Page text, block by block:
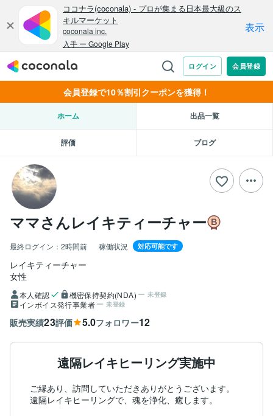
会員登録で10％割引クーポンを獲得！
ホーム 出品一覧
評価 ブログ
ママさんレイキティーチャー
最終ログイン： 2時間前 稼働状況 対応可能です
レイキティーチャー
女性
本人確認 機密保持契約(NDA) 未登録
インボイス発行事業者 未登録
販売実績23評価 5.0フォロワー12
遠隔レイキヒーリング実施中
ご縁あり、訪問していただきありがとうございます。
遠隔レイキヒーリングで、魂を浄化、癒します。